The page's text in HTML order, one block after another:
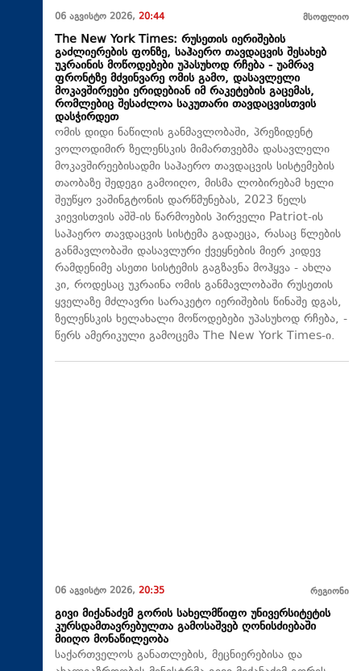
06 აგვისტო 2026, 20:44 მსოფლიო
The New York Times: რუსეთის იერიშების
გაძლიერების ფონზე, საჰაერო თავდაცვის შესახებ
უკრაინის მოწოდებები უპასუხოდ რჩება - უამრავ
ფრონტზე მძვინვარე ომის გამო, დასავლელი
მოკავშირეები ერიდებიან იმ რაკეტების გაცემას,
რომლებიც შესაძლოა საკუთარი თავდაცვისთვის
დასჭირდეთ
ომის დიდი ნაწილის განმავლობაში, პრეზიდენტ
ვოლოდიმირ ზელენსკის მიმართვებმა დასავლელი
მოკავშირეებისადმი საჰაერო თავდაცვის სისტემების
თაობაზე შედეგი გამოიღო, მისმა ლობირებამ ხელი
შეუწყო ვაშინგტონის დარწმუნებას, 2023 წელს
კიევისთვის აშშ-ის წარმოების პირველი Patriot-ის
საჰაერო თავდაცვის სისტემა გადაეცა, რასაც წლების
განმავლობაში დასავლური ქვეყნების მიერ კიდევ
რამდენიმე ასეთი სისტემის გაგზავნა მოჰყვა - ახლა
კი, როდესაც უკრაინა ომის განმავლობაში რუსეთის
ყველაზე მძლავრი სარაკეტო იერიშების წინაშე დგას,
ზელენსკის ხელახალი მოწოდებები უპასუხოდ რჩება, -
წერს ამერიკული გამოცემა The New York Times-ი.
06 აგვისტო 2026, 20:35 რეგიონი
გივი მიქანაძემ გორის სახელმწიფო უნივერსიტეტის
კურსდამთავრებულთა გამოსაშვებ ღონისძიებაში
მიიღო მონაწილეობა
საქართველოს განათლების, მეცნიერებისა და